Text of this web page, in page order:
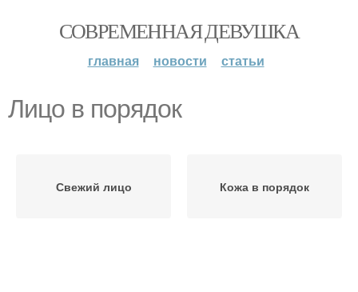
СОВРЕМЕННАЯ ДЕВУШКА
главная новости статьи
Лицо в порядок
Свежий лицо Кожа в порядок